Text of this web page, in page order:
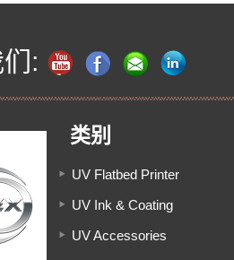
于在各种材料上打印设计，包括
A3尺寸桌面迷你紫外线
的材料具有令人印象深刻
印机的优点
译……
译……
:
类别
UV Flatbed Printer
UV Ink & Coating
UV Accessories